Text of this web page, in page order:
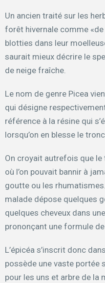
Un ancien traité sur les
forêt hivernale comme
blotties dans leur
saurait mieux décrire le
de neige fraîche.
Le nom de genre Picea
qui désigne
référence à la résine qui
lorsqu’on en blesse le
On croyait autrefois que le
où l’on pouvait bannir à
goutte ou les
malade dépose quelques
quelques cheveux dans
prononçant une formule
L’épicéa s’inscrit donc
possède une vaste portée
pour les uns et arbre de la